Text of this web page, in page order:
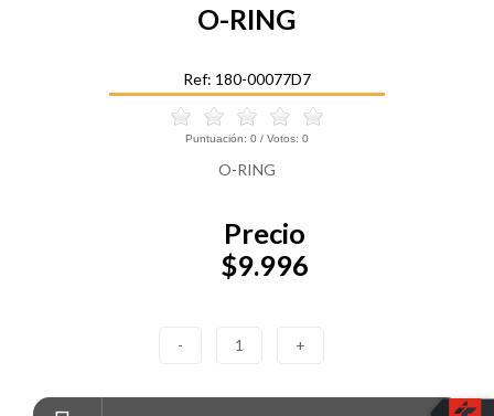
O-RING
Ref: 180-00077D7
Puntuación: 0 / Votos: 0
O-RING
Precio
$9.996
- 1 +